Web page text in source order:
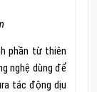
phần từ thiên
nghệ dùng để
tác động dịu